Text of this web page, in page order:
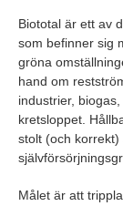
Biototal är ett av
som befinner sig
gröna
hand om
industrier,
kretsloppet.
stolt (och korrekt)
Målet är att